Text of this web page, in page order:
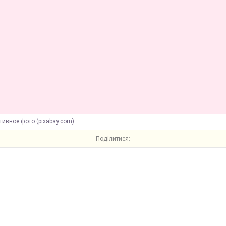
фото (pixabay.com)
Поділитися: